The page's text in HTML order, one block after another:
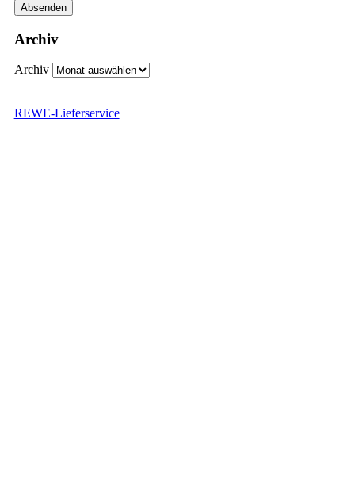
Archiv
Archiv
REWE-Lieferservice